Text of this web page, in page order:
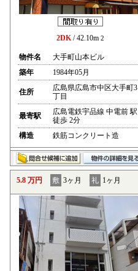
2DK/ 42.10m 2
物件名
大手町山本ビル
築年
1984年05月
住所
広島県広島市中区大手町3
丁目
最寄駅
広島電鉄宇品線 中電前 駅
徒歩 2分
構造
鉄筋コンクリート造
5.8 万円 敷 3ヶ月 礼 1ヶ月